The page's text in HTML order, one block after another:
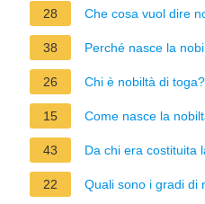
28
Che cosa vuol dire
38 Perché nasce la
26 Chi è nobiltà di toga?
15 Come nasce la
43 Da chi era costituita
22 Quali sono i gradi di